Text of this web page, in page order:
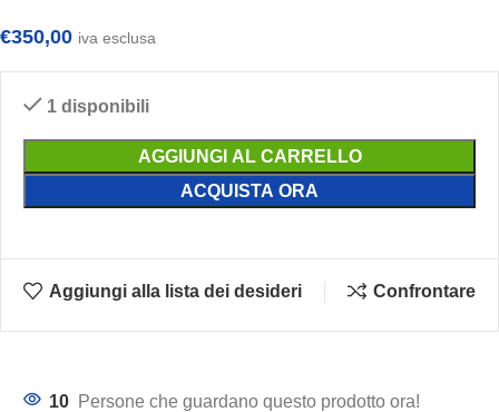
€350,00 iva esclusa
1 disponibili
AGGIUNGI AL CARRELLO
ACQUISTA ORA
Aggiungi alla lista dei desideri Confrontare
10 Persone che guardano questo prodotto ora!